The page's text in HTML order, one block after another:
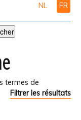
NL FR
termes de
Filtrer les résultats